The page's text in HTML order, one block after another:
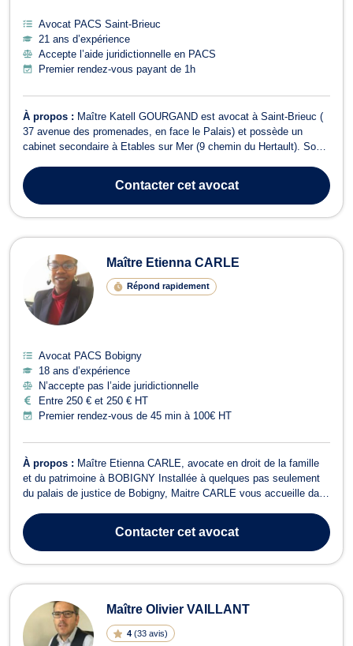
Avocat PACS Saint-Brieuc
21 ans d’expérience
Accepte l’aide juridictionnelle en PACS
Premier rendez-vous payant de 1h
À propos : Maître Katell GOURGAND est avocat à Saint-Brieuc (
37 avenue des promenades, en face le Palais) et possède un
cabinet secondaire à Etables sur Mer (9 chemin du Hertault). Son
famille, en droit pénal, en droit des mineurs et en droit des
successions. En droit de...Contactercet avocat
Maître Etienna CARLE
Répond rapidement
Avocat PACS Bobigny
18 ans d’expérience
N’accepte pas l’aide juridictionnelle
Entre 250 € et 250 € HT
Premier rendez-vous de 45 min à 100€ HT
À propos : Maître Etienna CARLE, avocate en droit de la famille
et du patrimoine à BOBIGNY Installée à quelques pas seulement
du palais de justice de Bobigny, Maitre CARLE vous accueille dans
accompagnement rigoureux en droit familial et patrimonial. Forte
d'une solide, exp...
Contactercet avocat
Maître Olivier VAILLANT
4 (33 avis)